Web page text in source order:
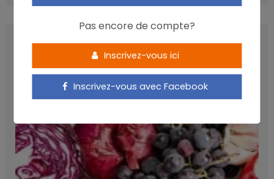
Pas encore de compte?
Inscrivez-vous ici
Inscrivez-vous avec Facebook